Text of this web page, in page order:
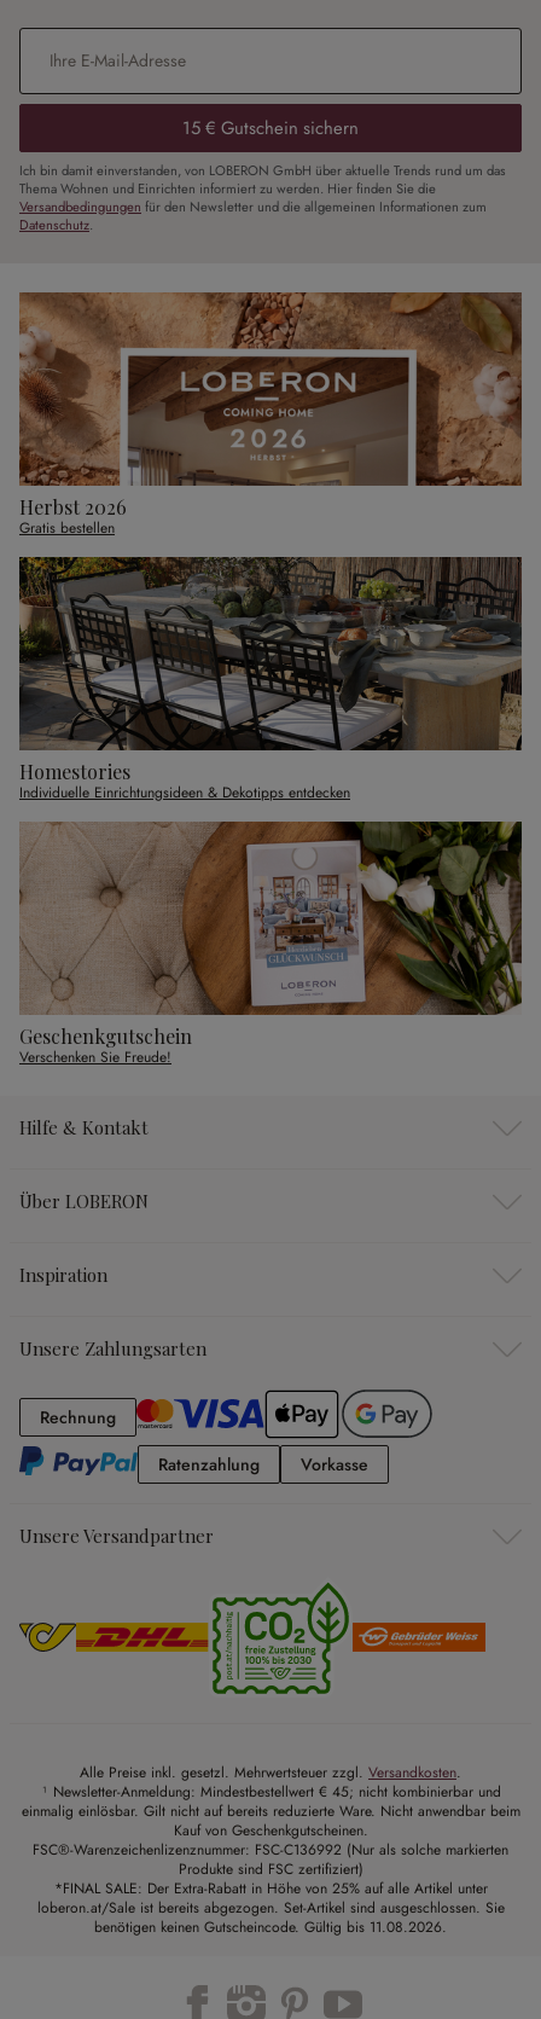
E-Mail-Adresse
15 € Gutschein sichern
Ich bin damit einverstanden, von LOBERON GmbH über aktuelle Trends rund um das
Thema Wohnen und Einrichten informiert zu werden. Hier finden Sie die
Versandbedingungen für den Newsletter und die allgemeinen Informationen zum
Datenschutz.
Herbst 2026
Gratis bestellen
Homestories
Individuelle Einrichtungsideen & Dekotipps entdecken
Geschenkgutschein
Verschenken Sie Freude!
Hilfe & Kontakt
Über LOBERON
Inspiration
Unsere Zahlungsarten
RechnungRechnung
RatenzahlungRatenzahlung
Vorkasse
Unsere Versandpartner
Alle Preise inkl. gesetzl. Mehrwertsteuer zzgl. Versandkosten.
¹ Newsletter-Anmeldung: Mindestbestellwert € 45; nicht kombinierbar und
einmalig einlösbar. Gilt nicht auf bereits reduzierte Ware. Nicht anwendbar beim
Kauf von Geschenkgutscheinen.
FSC®-Warenzeichenlizenznummer: FSC-C136992 (Nur als solche markierten
Produkte sind FSC zertifiziert)
*FINAL SALE: Der Extra-Rabatt in Höhe von 25% auf alle Artikel unter
loberon.at/Sale ist bereits abgezogen. Set-Artikel sind ausgeschlossen. Sie
benötigen keinen Gutscheincode. Gültig bis 11.08.2026.